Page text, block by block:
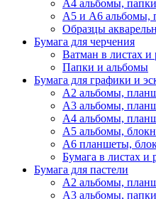
А4 альбомы,
А5 и А6 альбомы,
Образцы
Бумага для черчения
Ватман в листах и
Папки и альбомы
Бумага для графики и
А2 альбомы,
А3 альбомы,
А4 альбомы,
А5 альбомы,
А6 планшеты,
Бумага в листах и
Бумага для пастели
А2 альбомы,
А3 альбомы,